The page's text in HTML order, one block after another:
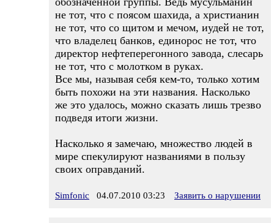
не тот, что с поясом шахида, а христианин
не тот, что со щитом и мечом, иудей не тот,
что владелец банков, единорос не тот, что
директор нефтеперегонного завода, слесарь
не тот, что с молотком в руках.
Все мы, называя себя кем-то, только хотим
быть похожи на эти названия. Насколько
же это удалось, можно сказать лишь трезво
подведя итоги жизни.
Насколько я замечаю, множество людей в
мире спекулируют названиями в пользу
своих оправданий.
Simfonic 04.07.2010 03:23 Заявить о нарушении